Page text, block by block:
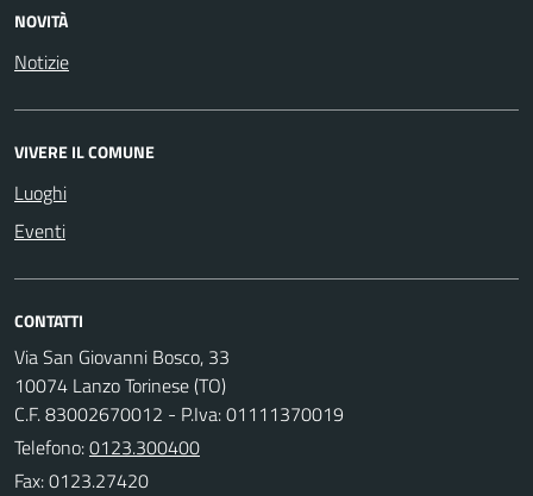
NOVITÀ
Notizie
VIVERE IL COMUNE
Luoghi
Eventi
CONTATTI
Via San Giovanni Bosco, 33
10074 Lanzo Torinese (TO)
C.F. 83002670012 - P.Iva: 01111370019
Telefono:0123.300400
Fax: 0123.27420